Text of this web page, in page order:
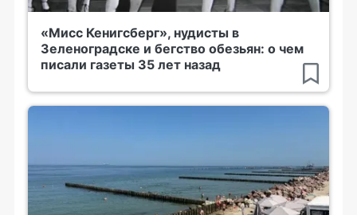
«Мисс Кенигсберг», нудисты в
Зеленоградске и бегство обезьян: о чем
писали газеты 35 лет назад